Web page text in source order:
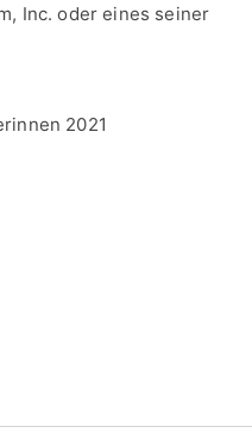
Inc. oder eines seiner